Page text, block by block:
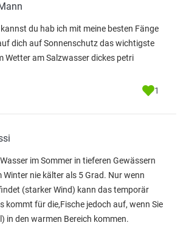
du hab ich mit meine besten Fänge
dich auf Sonnenschutz das wichtigste
Wetter am Salzwasser dickes petri
1
im Sommer in tieferen Gewässern
Winter nie kälter als 5 Grad. Nur wenn
(starker Wind) kann das temporär
kommt für die,Fische jedoch auf, wenn Sie
in den warmen Bereich kommen.